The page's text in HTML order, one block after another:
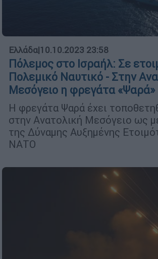
Ελλάδα|10.10.2023 23:58
Πόλεμος στο Ισραήλ: Σε
Πολεμικό Ναυτικό - Στην
Μεσόγειο η φρεγάτα «Ψαρά»
Η φρεγάτα Ψαρά έχει
στην Ανατολική Μεσόγειο ως
της Δύναμης Αυξημένης
ΝΑΤΟ